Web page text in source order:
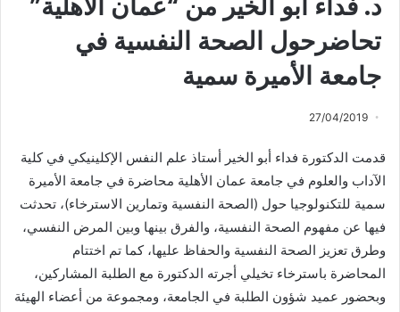
د. فداء أبو الخير من “عمان الأهلية”
تحاضرحول الصحة النفسية في
جامعة الأميرة سمية
27/04/2019
قدمت الدكتورة فداء أبو الخير أستاذ علم النفس الإكلينيكي في كلية
الآداب والعلوم في جامعة عمان الأهلية محاضرة في جامعة الأميرة
سمية للتكنولوجيا حول (الصحة النفسية وتمارين الاسترخاء)، تحدثت
فيها عن مفهوم الصحة النفسية، والفرق بينها وبين المرض النفسي،
وطرق تعزيز الصحة النفسية والحفاظ عليها، كما تم اختتام
المحاضرة باسترخاء تخيلي أجرته الدكتورة مع الطلبة المشاركين،
وبحضور عميد شؤون الطلبة في الجامعة، ومجموعة من أعضاء الهيئة